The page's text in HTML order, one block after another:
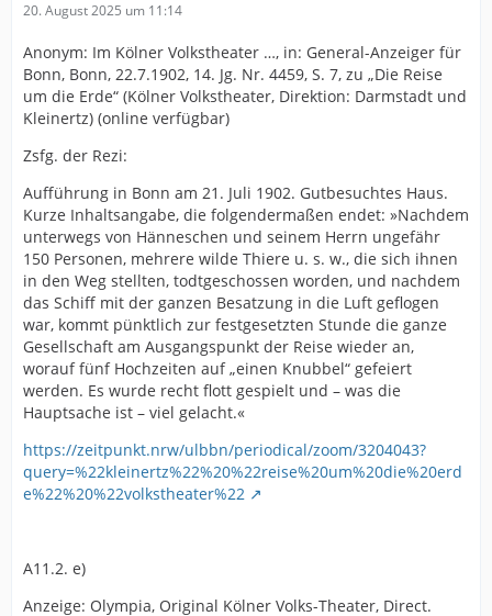
20. August 2025 um 11:14
Anonym: Im Kölner Volkstheater …, in: General-Anzeiger für
Bonn, Bonn, 22.7.1902, 14. Jg. Nr. 4459, S. 7, zu „Die Reise
um die Erde“ (Kölner Volkstheater, Direktion: Darmstadt und
Kleinertz) (online verfügbar)
Zsfg. der Rezi:
Aufführung in Bonn am 21. Juli 1902. Gutbesuchtes Haus.
Kurze Inhaltsangabe, die folgendermaßen endet: »Nachdem
unterwegs von Hänneschen und seinem Herrn ungefähr
150 Personen, mehrere wilde Thiere u. s. w., die sich ihnen
in den Weg stellten, todtgeschossen worden, und nachdem
das Schiff mit der ganzen Besatzung in die Luft geflogen
war, kommt pünktlich zur festgesetzten Stunde die ganze
Gesellschaft am Ausgangspunkt der Reise wieder an,
worauf fünf Hochzeiten auf „einen Knubbel“ gefeiert
werden. Es wurde recht flott gespielt und – was die
Hauptsache ist – viel gelacht.«
https://zeitpunkt.nrw/ulbbn/periodical/zoom/3204043?
query=%22kleinertz%22%20%22reise%20um%20die%20erd
e%22%20%22volkstheater%22
A11.2. e)
Anzeige: Olympia, Original Kölner Volks-Theater, Direct.